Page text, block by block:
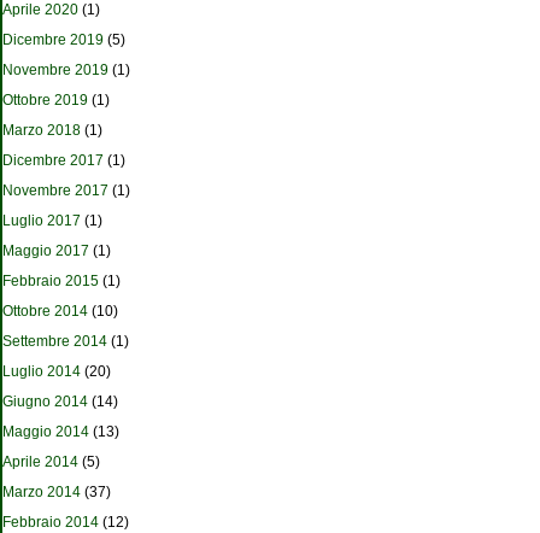
Aprile 2020 (1)
Dicembre 2019 (5)
Novembre 2019 (1)
Ottobre 2019 (1)
Marzo 2018 (1)
Dicembre 2017 (1)
Novembre 2017 (1)
Luglio 2017 (1)
Maggio 2017 (1)
Febbraio 2015 (1)
Ottobre 2014 (10)
Settembre 2014 (1)
Luglio 2014 (20)
Giugno 2014 (14)
Maggio 2014 (13)
Aprile 2014 (5)
Marzo 2014 (37)
Febbraio 2014 (12)